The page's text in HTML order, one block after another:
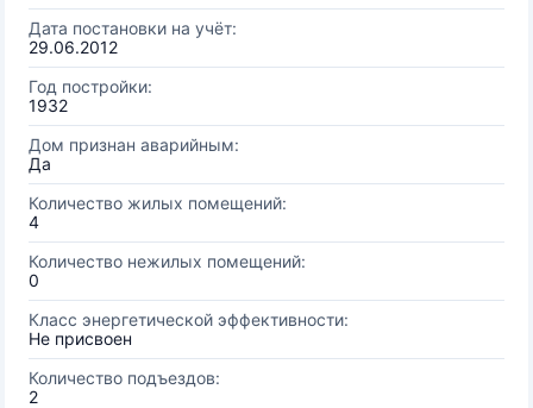
Дата постановки на учёт:
29.06.2012
Год постройки:
1932
Дом признан аварийным:
Да
Количество жилых помещений:
4
Количество нежилых помещений:
0
Класс энергетической эффективности:
Не присвоен
Количество подъездов:
2